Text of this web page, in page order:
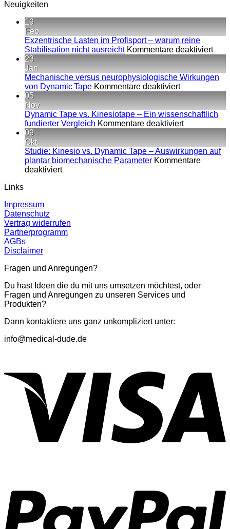
Neuigkeiten
19
Feb.
Exzentrische Lasten im Profisport – warum reine
Stabilisation nicht ausreicht Kommentare deaktiviertfür
im
23
Jan.
Mechanische versus neurophysiologische Wirkungen
von Dynamic Tape Kommentare deaktiviertfür
Wirkungen
05
Nov.
Dynamic Tape vs. Kinesiotape – Ein wissenschaftlich
fundierter Vergleich Kommentare deaktiviertfür
vs.
Kinesiotape
09
Okt.
Studie: Kinesio vs. Dynamic Tape – Auswirkungen auf
plantar biomechanische Parameter Kommentare
deaktiviertfür
–
Auswirkungen
Parameter
Links
Impressum
Datenschutz
Vertrag widerrufen
Partnerprogramm
AGBs
Disclaimer
Fragen und Anregungen?
Du hast Ideen die du mit uns umsetzen möchtest, oder
Fragen und Anregungen zu unseren Services und
Produkten?
Dann kontaktiere uns ganz unkompliziert unter:
info@medical-dude.de